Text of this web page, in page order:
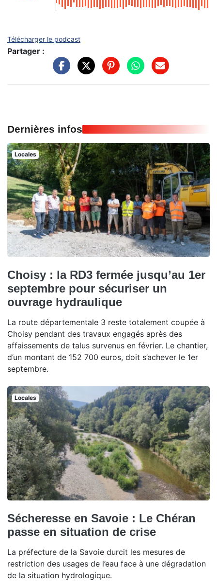
Télécharger le podcast
Partager :
Dernières infos
Locales
Choisy : la RD3 fermée jusqu’au 1er
septembre pour sécuriser un
ouvrage hydraulique
La route départementale 3 reste totalement coupée à
Choisy pendant des travaux engagés après des
affaissements de talus survenus en février. Le chantier,
d’un montant de 152 700 euros, doit s’achever le 1er
septembre.
Locales
Sécheresse en Savoie : Le Chéran
passe en situation de crise
La préfecture de la Savoie durcit les mesures de
restriction des usages de l’eau face à une dégradation
de la situation hydrologique.